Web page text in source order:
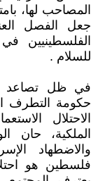
المصاحب لها،
جعل الفصل
الفلسطينيين
للسلام .
في ظل تصاعد
حكومة التطرف
الاحتلال
الملكية، حان
والاضطهاد
فلسطين هو